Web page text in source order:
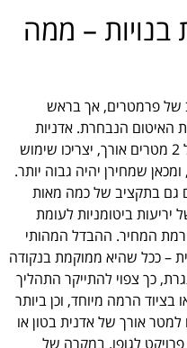
בנויות – ממה
של פרמטרים, אך בראש
האיטום הנבחרת. אדניות
בטון ועץ גדולות, שמידותיהן עולות על 2 מטרים אורך, יצריכו שימוש
שמחירן יהיה גבוה יותר.
גם בתקציב של כמה מאות
ביטומניות לעומת
המחיר. ההבדל המהותי
– ככל שהיא ממוקמת בנקודה
כך צפוי להתייקר התהליך
הרמה מיוחד, וכן ביותר
אורך של אדנית בטון או
אך שוב, כל פרויקט לגופו. במקרה של